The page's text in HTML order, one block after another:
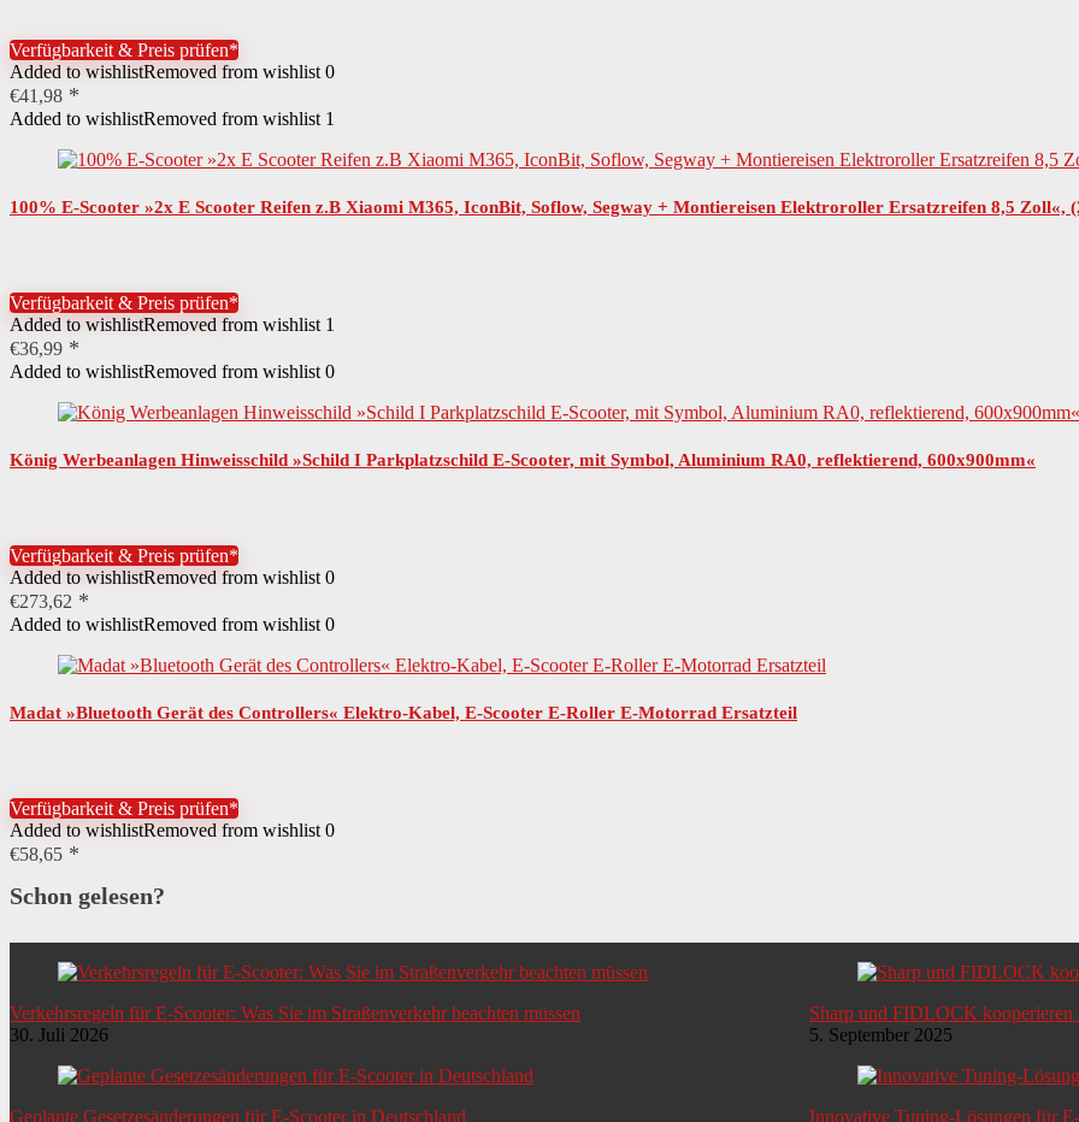
Verfügbarkeit & Preis prüfen*
Added to wishlistRemoved from wishlist 0
€41,98
Added to wishlistRemoved from wishlist 1
100% E-Scooter »2x E Scooter Reifen z.B Xiaomi M365, IconBit, Soflow, Segway + Montiereisen Elektroroller Ersatzreifen 8,5 Zoll«,
Verfügbarkeit & Preis prüfen*
Added to wishlistRemoved from wishlist 1
€36,99
Added to wishlistRemoved from wishlist 0
König Werbeanlagen Hinweisschild »Schild I Parkplatzschild E-Scooter, mit Symbol, Aluminium RA0, reflektierend, 600x900mm«
Verfügbarkeit & Preis prüfen*
Added to wishlistRemoved from wishlist 0
€273,62
Added to wishlistRemoved from wishlist 0
Madat »Bluetooth Gerät des Controllers« Elektro-Kabel, E-Scooter E-Roller E-Motorrad Ersatzteil
Verfügbarkeit & Preis prüfen*
Added to wishlistRemoved from wishlist 0
€58,65
Schon gelesen?
Verkehrsregeln für E-Scooter: Was Sie im Straßenverkehr beachten müssen
30. Juli 2026
Sharp und FIDLOCK
5. September 2025
Geplante Gesetzesänderungen für E-Scooter in Deutschland
Innovative Tuning-Lösungen für